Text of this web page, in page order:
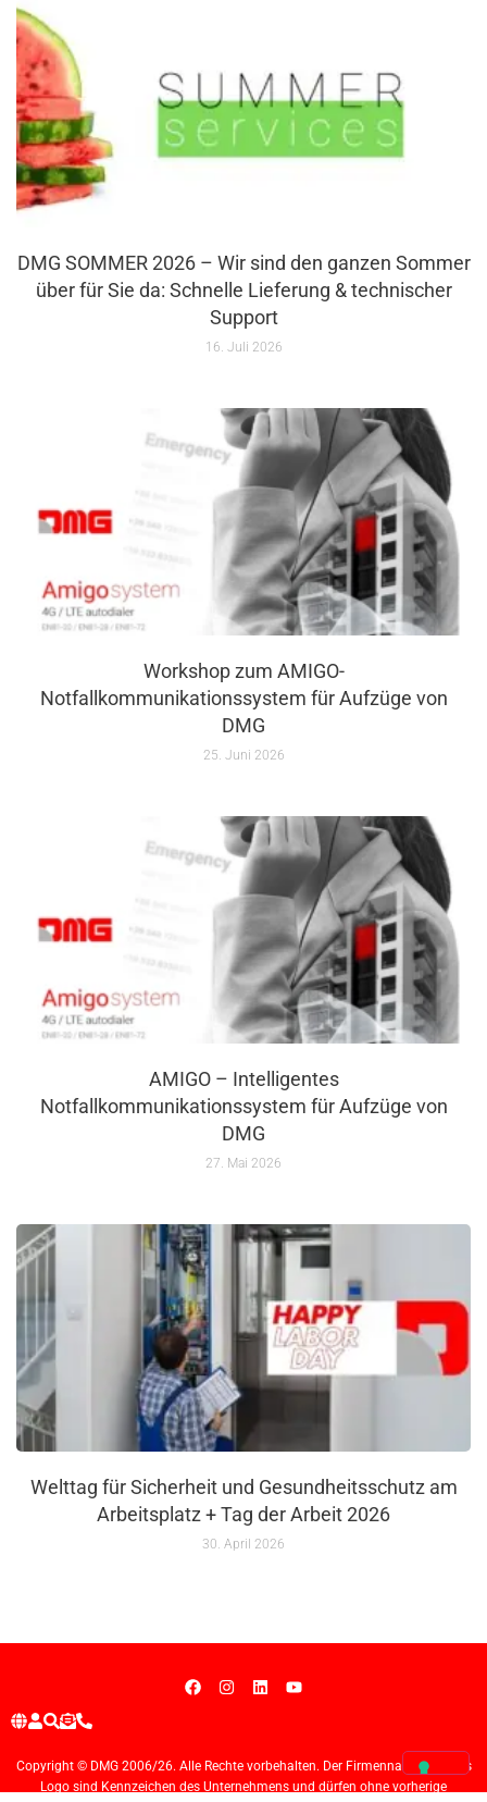
DMG SOMMER 2026 – Wir sind den ganzen Sommer
über für Sie da: Schnelle Lieferung & technischer
Support
16. Juli 2026
Workshop zum AMIGO-
Notfallkommunikationssystem für Aufzüge von
DMG
25. Juni 2026
AMIGO – Intelligentes
Notfallkommunikationssystem für Aufzüge von
DMG
27. Mai 2026
Welttag für Sicherheit und Gesundheitsschutz am
Arbeitsplatz + Tag der Arbeit 2026
30. April 2026
Copyright © DMG 2006/26. Alle Rechte vorbehalten. Der Firmenname und das
Logo sind Kennzeichen des Unternehmens und dürfen ohne vorherige